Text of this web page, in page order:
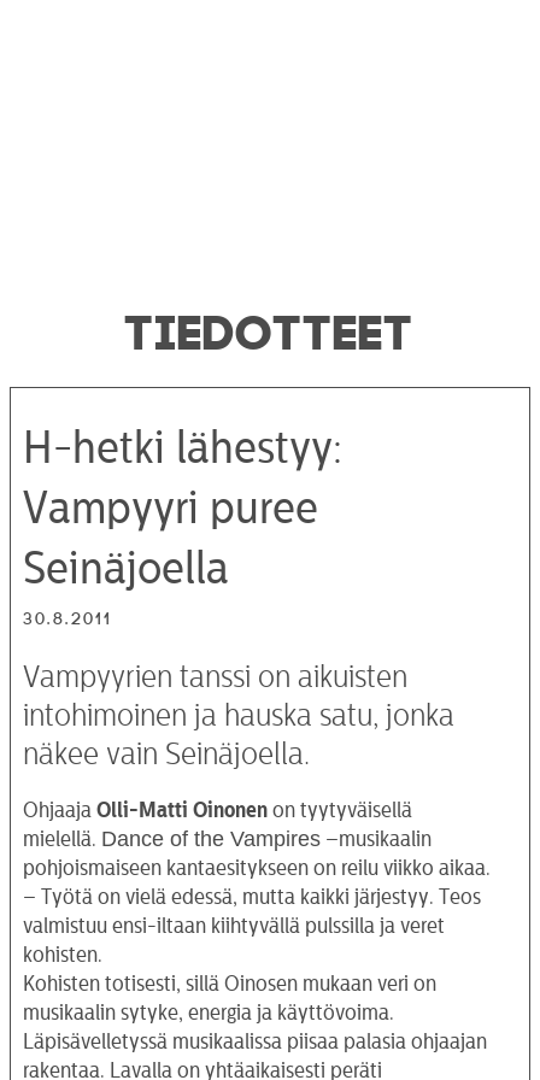
TIEDOTTEET
H-hetki lähestyy:
Vampyyri puree
Seinäjoella
30.8.2011
Vampyyrien tanssi on aikuisten
intohimoinen ja hauska satu, jonka
näkee vain Seinäjoella.
Ohjaaja Olli-Matti Oinonen on tyytyväisellä
mielellä. Dance of the Vampires –musikaalin
pohjoismaiseen kantaesitykseen on reilu viikko aikaa.
– Työtä on vielä edessä, mutta kaikki järjestyy. Teos
valmistuu ensi-iltaan kiihtyvällä pulssilla ja veret
kohisten.
Kohisten totisesti, sillä Oinosen mukaan veri on
musikaalin sytyke, energia ja käyttövoima.
Läpisävelletyssä musikaalissa piisaa palasia ohjaajan
rakentaa. Lavalla on yhtäaikaisesti peräti